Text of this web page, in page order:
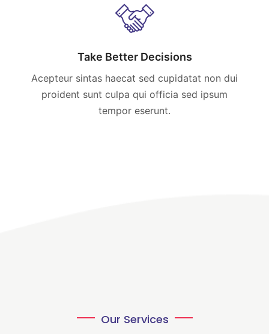
Take Better Decisions
Acepteur sintas haecat sed cupidatat non dui
proident sunt culpa qui officia sed ipsum
tempor eserunt.
Our Services